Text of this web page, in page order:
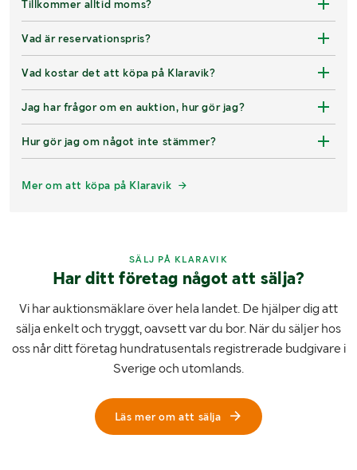
Tillkommer alltid moms?
Vad är reservationspris?
Vad kostar det att köpa på Klaravik?
Jag har frågor om en auktion, hur gör jag?
Hur gör jag om något inte stämmer?
Mer om att köpa på Klaravik
SÄLJ PÅ KLARAVIK
Har ditt företag något att sälja?
Vi har auktionsmäklare över hela landet. De hjälper dig att
sälja enkelt och tryggt, oavsett var du bor. När du säljer hos
oss når ditt företag hundratusentals registrerade budgivare i
Sverige och utomlands.
Läs mer om att sälja